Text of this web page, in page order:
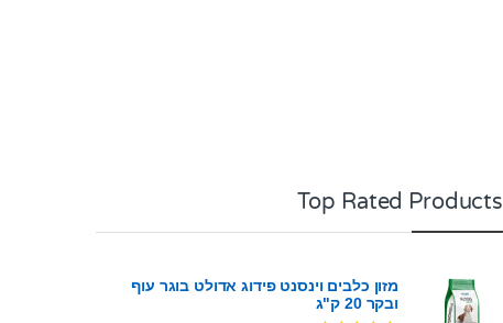
Top Rated Products
מזון כלבים וינסנט פידוג אדולט בוגר עוף
ובקר 20 ק"ג